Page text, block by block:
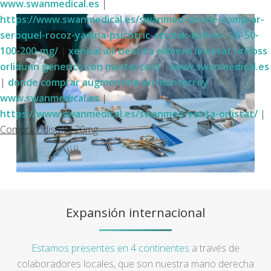
www.swanmedical.es |
https://www.swanmedical.es/swanmed-donde-comprar-
seroquel-rocoz-yadina-psicotric-atrolak-ilufren--25-50-
100-200-mg/ | xenical alli beacita elimens linestat orliloss
orlidunn generico con mastercard|www.swanmedical.es
| donde comprar augmentine en monterrey|
www.swanmedical.es|
https://www.swanmedical.es/swanmed-venta-orlistat/ |
Compra orlistat 120mg
Expansión internacional
Estamos presentes en 4 continentes a través de
colaboradores locales, que son nuestra mano derecha